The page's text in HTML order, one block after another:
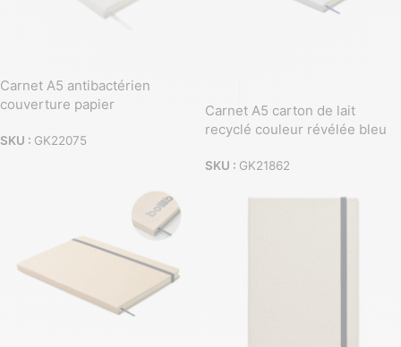
Carnet A5 antibactérien
couverture papier
SKU : GK22075
Carnet A5 carton de lait
recyclé couleur révélée bleu
SKU : GK21862